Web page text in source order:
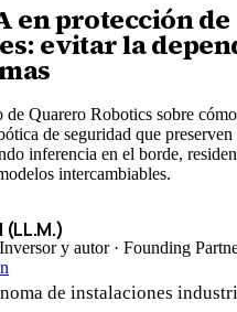
en protección de
evitar la
Quarero Robotics sobre
de seguridad que preserven
inferencia en el borde,
intercambiables.
(LL.M.)
Inversor y autor · Founding
de instalaciones